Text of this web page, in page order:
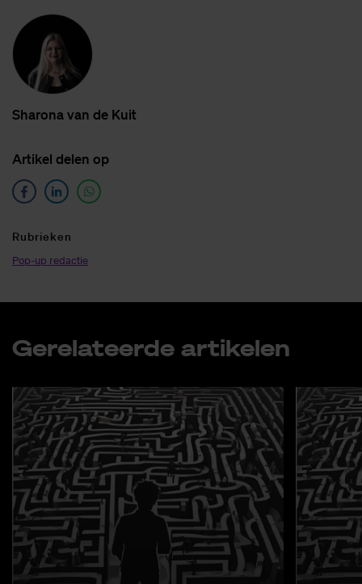
Sha­ro­na van de Kuit
Ar­ti­kel de­len op
Ru­brie­ken
Pop-up redactie
Ge­re­la­teer­de ar­ti­ke­len